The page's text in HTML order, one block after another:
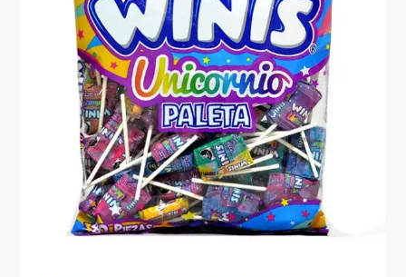
CUADRETA
BOLSA
CON
150
PIEZAS
150
PZ